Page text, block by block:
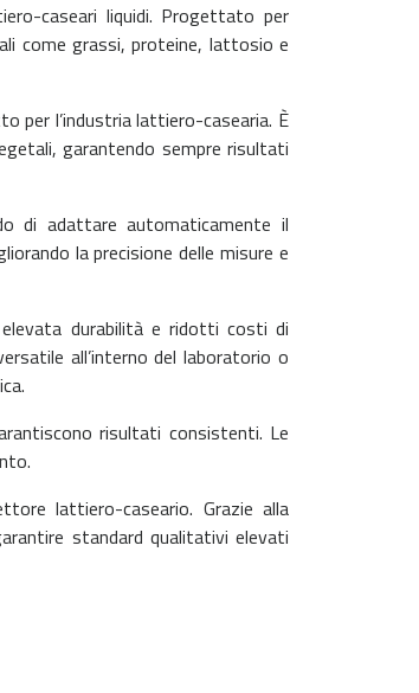
caseari liquidi. Progettato per
come grassi, proteine, lattosio e
per l’industria lattiero-casearia. È
garantendo sempre risultati
di adattare automaticamente il
la precisione delle misure e
durabilità e ridotti costi di
all’interno del laboratorio o
risultati consistenti. Le
lattiero-caseario. Grazie alla
standard qualitativi elevati